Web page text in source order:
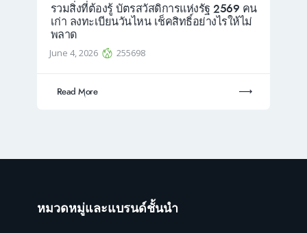
รวมสิ่งที่ต้องรู้ บัตรสวัสดิการแห่งรัฐ 2569 คน
เก่า ลงทะเบียนวันไหน เช็คสิทธิ์อย่างไรให้ไม่
พลาด
June 4, 2026 255698
Read More
หมวดหมู่และแบรนด์ชั้นนำ